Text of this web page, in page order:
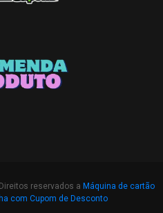
reservados a Máquina de cartão
com Cupom de Desconto